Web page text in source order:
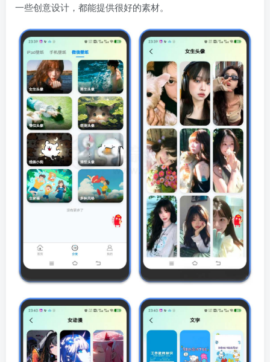
一些创意设计，都能提供很好的素材。